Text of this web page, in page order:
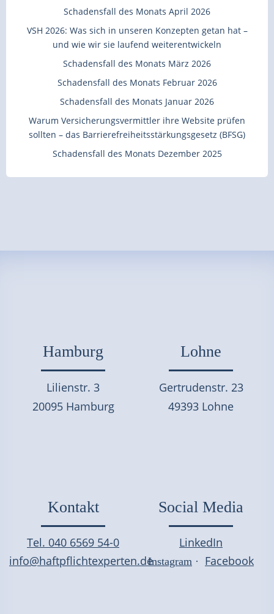
Schadensfall des Monats April 2026
VSH 2026: Was sich in unseren Konzepten getan hat –
und wie wir sie laufend weiterentwickeln
Schadensfall des Monats März 2026
Schadensfall des Monats Februar 2026
Schadensfall des Monats Januar 2026
Warum Versicherungsvermittler ihre Website prüfen
sollten – das Barrierefreiheitsstärkungsgesetz (BFSG)
Schadensfall des Monats Dezember 2025
Hamburg
Lilienstr. 3
20095 Hamburg
Lohne
Gertrudenstr. 23
49393 Lohne
Kontakt
Tel. 040 6569 54-0
info@haftpflichtexperten.de
Social Media
LinkedIn
Instagram · Facebook